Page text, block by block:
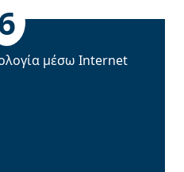
µέσω Internet